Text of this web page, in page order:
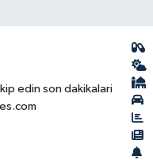
edin son dakikalari